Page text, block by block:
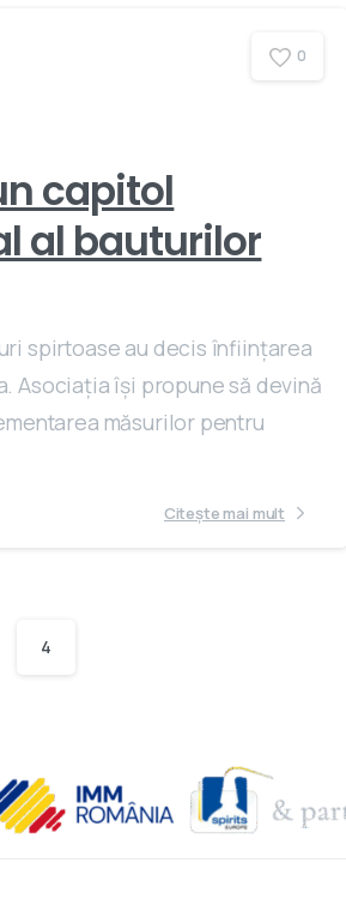
0
capitol
al bauturilor
spirtoase au decis înfiinţarea
Asociaţia îşi propune să devină
măsurilor pentru
Citește mai mult
4